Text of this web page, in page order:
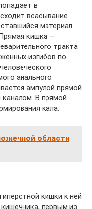
в
всасывание
материал
кишка —
тракта
изгибов по
анального
ампулой прямой
В прямой
кала.
области
кишки к ней
первым из